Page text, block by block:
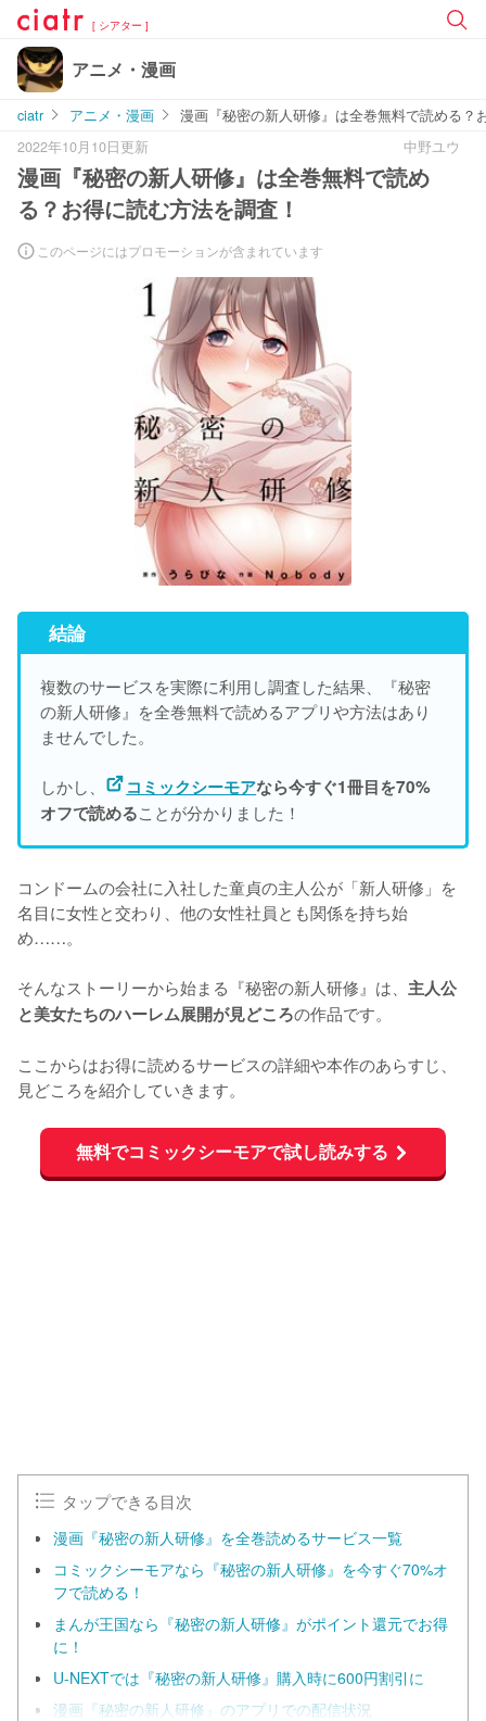
[ シアター ]
アニメ・漫画
ciatr アニメ・漫画
漫画『秘密の新人研修』は全巻無料で読める？
2022年10月10日更新
中野ユウ
漫画『秘密の新人研修』は全巻無料で読め
る？お得に読む方法を調査！
このページにはプロモーションが含まれています
結論
複数のサービスを実際に利用し調査した結果、『秘密
の新人研修』を全巻無料で読めるアプリや方法はあり
ませんでした。
しかし、 コミックシーモアなら今すぐ1冊目を70%
オフで読めることが分かりました！
コンドームの会社に入社した童貞の主人公が「新人研修」を
名目に女性と交わり、他の女性社員とも関係を持ち始
め……。
そんなストーリーから始まる『秘密の新人研修』は、 主人公
と美女たちのハーレム展開が見どころの作品です。
ここからはお得に読めるサービスの詳細や本作のあらすじ、
見どころを紹介していきます。
無料でコミックシーモアで試し読みする
タップできる目次
漫画『秘密の新人研修』を全巻読めるサービス一覧
コミックシーモアなら『秘密の新人研修』を今すぐ70%オ
フで読める！
まんが王国なら『秘密の新人研修』がポイント還元でお得
に！
U-NEXTでは『秘密の新人研修』購入時に600円割引に
漫画『秘密の新人研修』のアプリでの配信状況